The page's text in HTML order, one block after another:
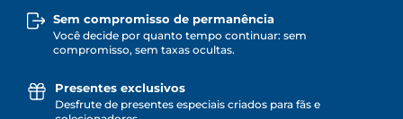
Sem compromisso de permanência
Você decide por quanto tempo continuar: sem
compromisso, sem taxas ocultas.
Presentes exclusivos
Desfrute de presentes especiais criados para fãs e